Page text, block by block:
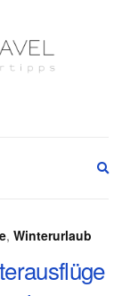
, Winterurlaub